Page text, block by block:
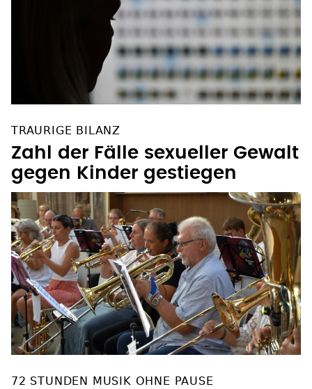
TRAURIGE BILANZ
Zahl der Fälle sexueller Gewalt
gegen Kinder gestiegen
72 STUNDEN MUSIK OHNE PAUSE